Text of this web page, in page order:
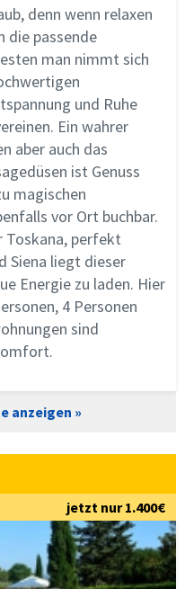
denn wenn relaxen
die passende
man nimmt sich
und Ruhe
Ein wahrer
aber auch das
ist Genuss
magischen
vor Ort buchbar.
Toskana, perfekt
Siena liegt dieser
Energie zu laden. Hier
4 Personen
sind
anzeigen
jetzt nur 1.400€